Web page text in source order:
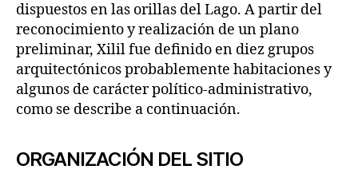
dispuestos en las orillas del Lago. A partir del
reconocimiento y realización de un plano
preliminar, Xilil fue definido en diez grupos
arquitectónicos probablemente habitaciones y
algunos de carácter político-administrativo,
como se describe a continuación.
ORGANIZACIÓN DEL SITIO